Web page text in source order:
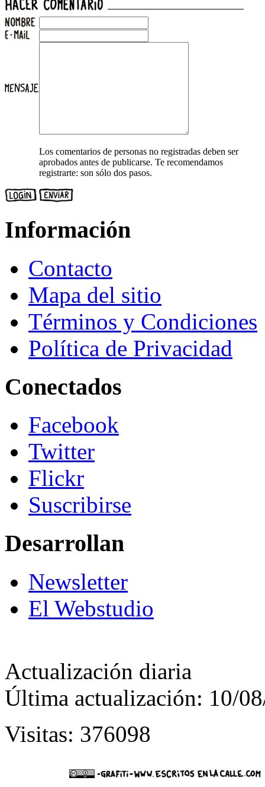
Los comentarios de personas no registradas deben ser
aprobados antes de publicarse. Te recomendamos
registrarte: son sólo dos pasos.
Información
Contacto
Mapa del sitio
Términos y Condiciones
Política de Privacidad
Conectados
Facebook
Twitter
Flickr
Suscribirse
Desarrollan
Newsletter
El Webstudio
Actualización diaria
Última actualización: 10/
Visitas: 376098